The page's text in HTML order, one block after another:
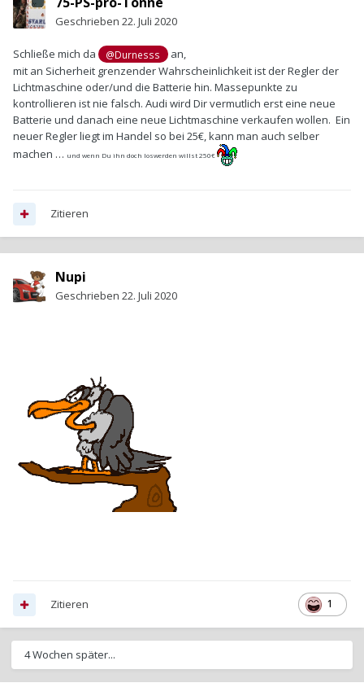
Geschrieben 22. Juli 2020
Schließe mich da @Durnesss
an,
mit an Sicherheit grenzender Wahrscheinlichkeit ist der Regler der
Lichtmaschine oder/und die Batterie hin. Massepunkte zu
kontrollieren ist nie falsch. Audi wird Dir vermutlich erst eine neue
Batterie und danach eine neue Lichtmaschine verkaufen wollen. Ein
neuer Regler liegt im Handel so bei 25€, kann man auch selber
machen … und wenn Du ihn doch loswerden willst 250€
Zitieren
Nupi
Geschrieben 22. Juli 2020
1
Zitieren
4 Wochen später...